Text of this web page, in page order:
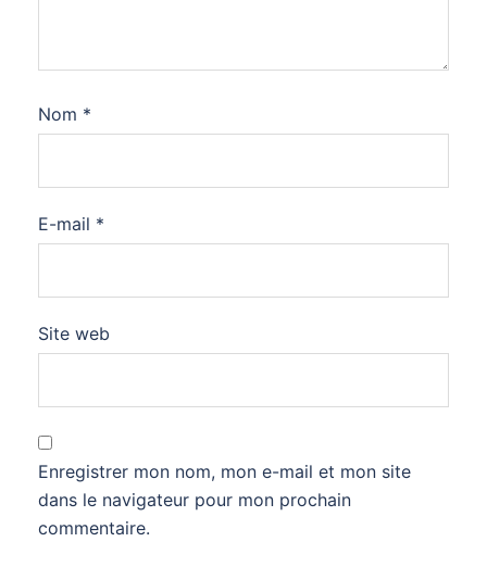
Nom *
E-mail *
Site web
Enregistrer mon nom, mon e-mail et mon site
dans le navigateur pour mon prochain
commentaire.